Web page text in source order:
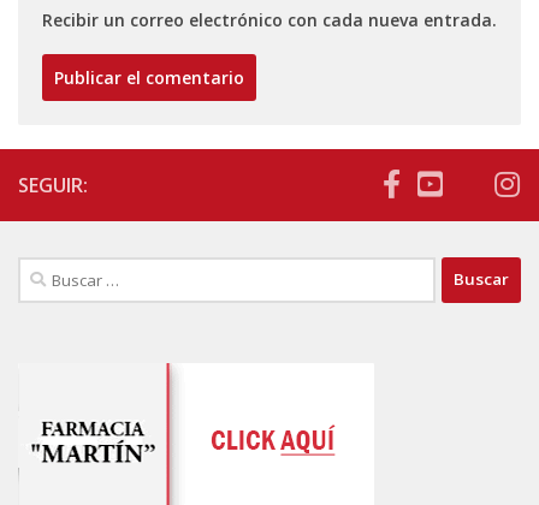
Recibir un correo electrónico con cada nueva entrada.
SEGUIR:
Buscar: